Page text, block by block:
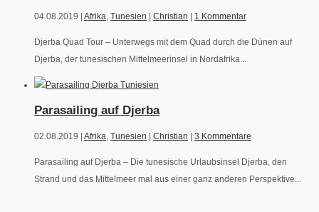
04.08.2019 | Afrika, Tunesien Christian 1 Kommentar
Djerba Quad Tour – Unterwegs mit dem Quad durch die Dünen auf
Djerba, der tunesischen Mittelmeerinsel in Nordafrika...
Parasailing auf Djerba
02.08.2019 | Afrika, Tunesien Christian 3 Kommentare
Parasailing auf Djerba – Die tunesische Urlaubsinsel Djerba, den
Strand und das Mittelmeer mal aus einer ganz anderen Perspektive...